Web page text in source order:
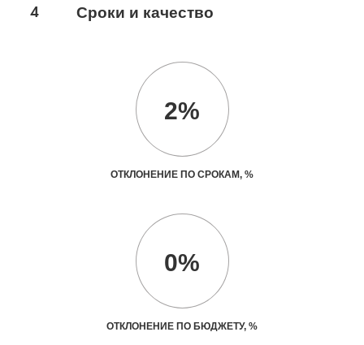
4 Сроки и качество
2%
ОТКЛОНЕНИЕ ПО СРОКАМ, %
0%
ОТКЛОНЕНИЕ ПО БЮДЖЕТУ, %